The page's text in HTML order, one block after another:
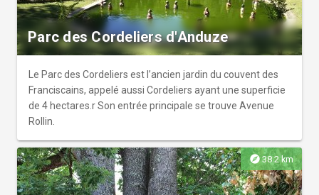
Parc des Cordeliers d'Anduze
Le Parc des Cordeliers est l’ancien jardin du couvent des
Franciscains, appelé aussi Cordeliers ayant une superficie
de 4 hectares.r Son entrée principale se trouve Avenue
Rollin.
explore38.2 km